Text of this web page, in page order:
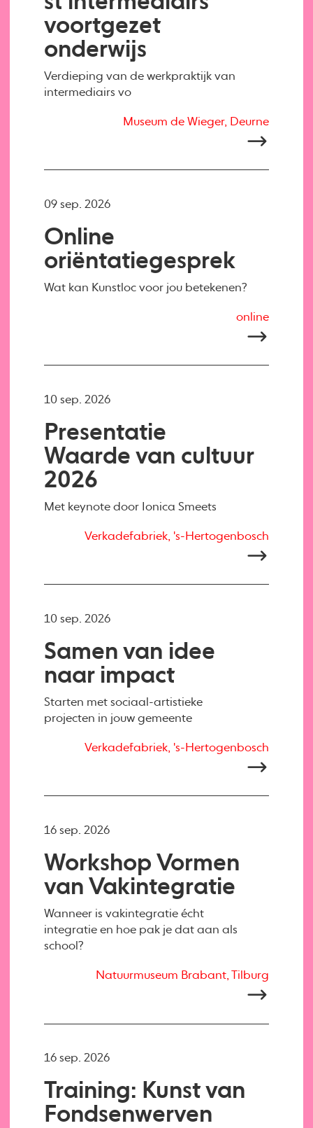
voortgezet
onderwijs
Verdieping van de werkpraktijk van
intermediairs vo
Museum de Wieger, Deurne
Online
oriëntatiegesprek
Wat kan Kunstloc voor jou betekenen?
09 sep. 2026
online
Presentatie
Waarde van cultuur
2026
Met keynote door Ionica Smeets
10 sep. 2026
Verkadefabriek, 's-Hertogenbosch
Samen van idee
naar impact
Starten met sociaal-artistieke
projecten in jouw gemeente
10 sep. 2026
Verkadefabriek, 's-Hertogenbosch
Workshop Vormen
van Vakintegratie
Wanneer is vakintegratie écht
integratie en hoe pak je dat aan als
school?
16 sep. 2026
Natuurmuseum Brabant, Tilburg
Training: Kunst van
Fondsenwerven
16 sep. 2026